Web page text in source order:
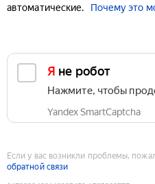
автоматические.
Почему это
Я не робот
Нажмите, чтобы
Yandex SmartCaptcha
Если у вас возникли проблемы,
обратной связи